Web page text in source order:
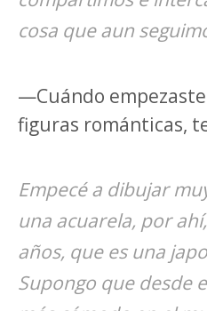
cosa que aun
—Cuándo
figuras románticas,
Empecé a dibujar
una acuarela, por
años, que es una
Supongo que desde